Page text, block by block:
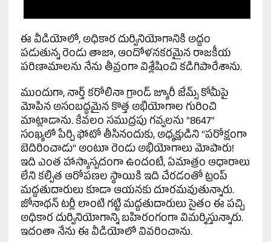
ఈ వీడియోలో, అధికార దుర్వినియోగానికి అద్దం
పడుతున్న రెండు తాజా, ఆందోళనకరమైన రాజకీయ
పరిణామాలను నేను తీవ్రంగా విశ్లేషించి కడిగిపారేశాను.
ముందుగా, నార్త్ కరోలినా గ్రాండ్ జ్యూరీ జేమ్స్ కోమీపై
మోపిన అసంబద్ధమైన కొత్త అభియోగాల గురించి
మాట్లాడాను. కేవలం సముద్రపు గవ్వలను "8647"
సంఖ్యలో పేర్చి ఫోటో తీసినందుకు, అధ్యక్షుడిని "పరోక్షంగా
బెదిరించాడు" అంటూ రెండు అభియోగాలు మోపారు!
ఇది ఎంత హాస్యాస్పదంగా ఉందంటే, ఏమాత్రం ఆధారాలు
లేని కల్పిత ఆరోపణల స్థాయికి ఇది చేరడంతో ట్రంప్
మద్దతుదారులు కూడా ఆయనకు దూరమవుతున్నారు.
జోనాథన్ టర్లీ లాంటి గట్టి మద్దతుదారులు సైతం ఈ పచ్చి
అధికార దుర్వినియోగాన్ని బహిరంగంగా విమర్శిస్తున్నారు.
ఇదంతా నేను ఈ వీడియోలో వివరించాను.